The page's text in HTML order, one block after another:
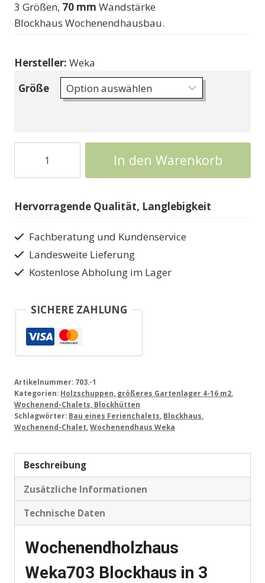
3 Größen, 70 mm Wandstärke
Blockhaus Wochenendhausbau.
Hersteller: Weka
Größe
Weka703
Blockhaus
3
Größen
mm
Menge
In den Warenkorb
Hervorragende Qualität, Langlebigkeit
Fachberatung und Kundenservice
Landesweite Lieferung
Kostenlose Abholung im Lager
SICHERE ZAHLUNG
Artikelnummer: 703.-1
Kategorien: Holzschuppen, größeres Gartenlager 4-16 m2
Wochenend-Chalets, Blockhütten
Schlagwörter: Bau eines Ferienchalets Blockhaus
Wochenend-Chalet Wochenendhaus Weka
Beschreibung
Zusätzliche Informationen
Technische Daten
Wochenendholzhaus
Weka703 Blockhaus in 3